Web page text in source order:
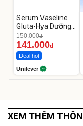
Serum Vaseline
Gluta-Hya Dưỡng
Da Sáng Mịn Sau 7
Ngày
150.000đ
141.000đ
Deal hot
Unilever
XEM THÊM